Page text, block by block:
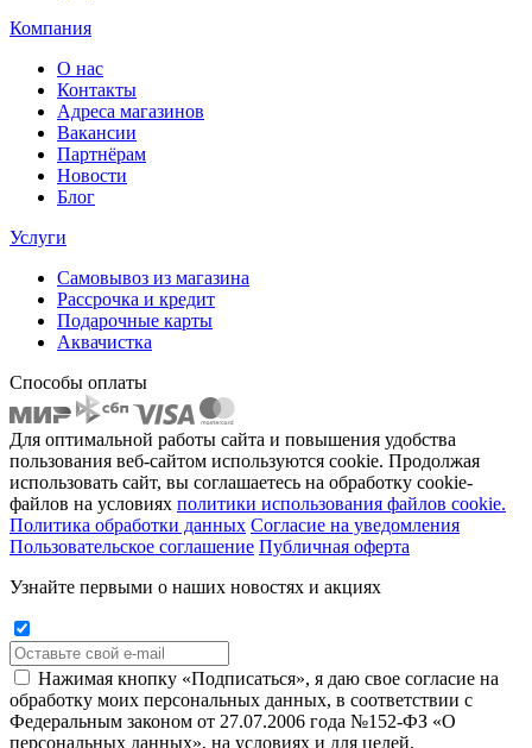
Компания
О нас
Контакты
Адреса магазинов
Вакансии
Партнёрам
Новости
Блог
Услуги
Самовывоз из магазина
Рассрочка и кредит
Подарочные карты
Аквачистка
Способы оплаты
Для оптимальной работы сайта и повышения удобства
пользования веб-сайтом используются cookie. Продолжая
использовать сайт, вы соглашаетесь на обработку cookie-
файлов на условиях политики использования файлов cookie.
Политика обработки данных Согласие на уведомления
Пользовательское соглашение Публичная оферта
Узнайте первыми о наших новостях и акциях
Нажимая кнопку «Подписаться», я даю свое согласие на
обработку моих персональных данных, в соответствии с
Федеральным законом от 27.07.2006 года №152-ФЗ «О
персональных данных», на условиях и для целей,